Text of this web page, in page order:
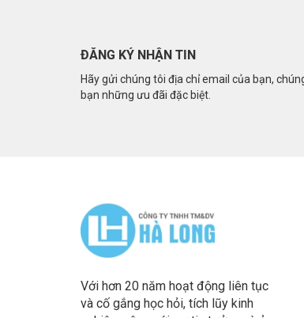
ĐĂNG KÝ NHẬN TIN
Hãy gửi chúng tôi địa chỉ email của bạn,
bạn những ưu đãi đặc biệt.
Với hơn 20 năm hoạt động liên tục
và cố gắng học hỏi, tích lũy kinh